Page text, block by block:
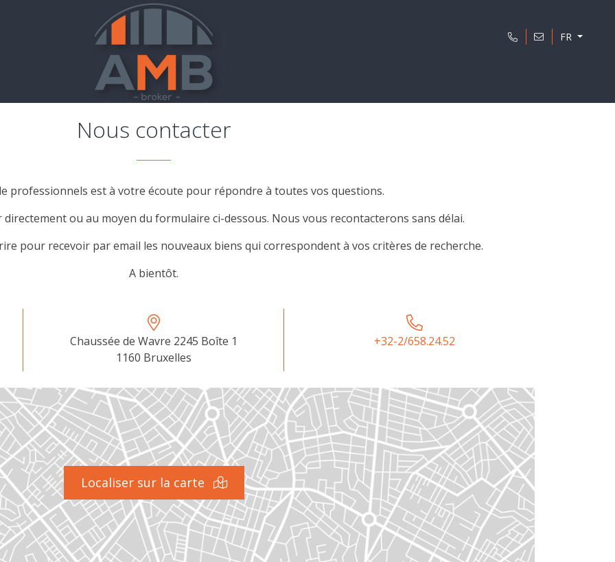
FR
Nous contacter
professionnels est à votre écoute pour répondre à toutes vos questions.
directement ou au moyen du formulaire ci-dessous. Nous vous recontacterons sans délai.
pour recevoir par email les nouveaux biens qui correspondent à vos critères de recherche.
A bientôt.
Chaussée de Wavre 2245 Boîte 1
1160 Bruxelles
+32-2/658.24.52
Localiser sur la carte